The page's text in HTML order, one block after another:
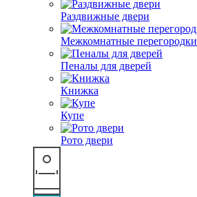
Раздвижные двери
Межкомнатные перегородки
Пеналы для дверей
Книжка
Купе
Рото двери